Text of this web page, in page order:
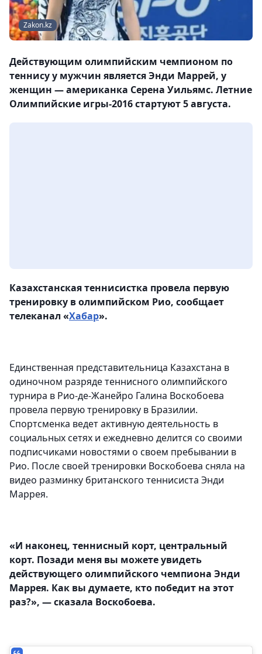
Zakon.kz
Действующим олимпийским чемпионом по
теннису у мужчин является Энди Маррей, у
женщин — американка Серена Уильямс. Летние
Олимпийские игры-2016 стартуют 5 августа.
Казахстанская теннисистка провела первую
тренировку в олимпийском Рио, сообщает
телеканал «Хабар».
Единственная представительница Казахстана в
одиночном разряде теннисного олимпийского
турнира в Рио-де-Жанейро Галина Воскобоева
провела первую тренировку в Бразилии.
Спортсменка ведет активную деятельность в
социальных сетях и ежедневно делится со своими
подписчиками новостями о своем пребывании в
Рио. После своей тренировки Воскобоева сняла на
видео разминку британского теннисиста Энди
Маррея.
«И наконец, теннисный корт, центральный
корт. Позади меня вы можете увидеть
действующего олимпийского чемпиона Энди
Маррея. Как вы думаете, кто победит на этот
раз?», — сказала Воскобоева.